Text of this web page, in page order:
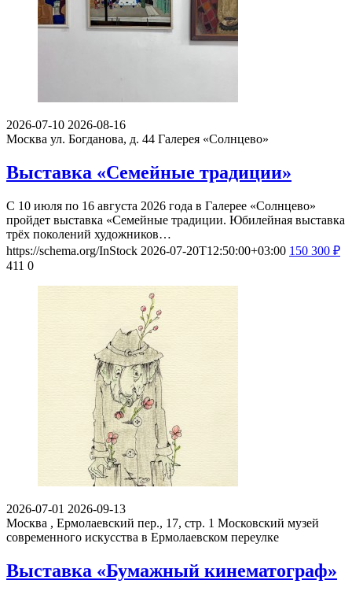
2026-07-10 2026-08-16
Москва ул. Богданова, д. 44 Галерея «Солнцево»
Выставка «Семейные традиции»
С 10 июля по 16 августа 2026 года в Галерее «Солнцево»
пройдет выставка «Семейные традиции. Юбилейная выставка
трёх поколений художников…
https://schema.org/InStock 2026-07-20T12:50:00+03:00 150 300 ₽
411 0
2026-07-01 2026-09-13
Москва , Ермолаевский пер., 17, стр. 1 Московский музей
современного искусства в Ермолаевском переулке
Выставка «Бумажный кинематограф»